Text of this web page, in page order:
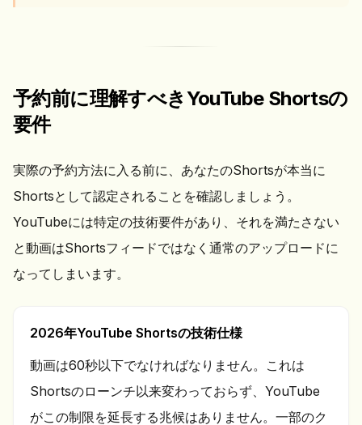
予約前に理解すべきYouTube Shortsの
要件
実際の予約方法に入る前に、あなたのShortsが本当に
Shortsとして認定されることを確認しましょう。
YouTubeには特定の技術要件があり、それを満たさない
と動画はShortsフィードではなく通常のアップロードに
なってしまいます。
2026年YouTube Shortsの技術仕様
動画は60秒以下でなければなりません。これは
Shortsのローンチ以来変わっておらず、YouTube
がこの制限を延長する兆候はありません。一部のク